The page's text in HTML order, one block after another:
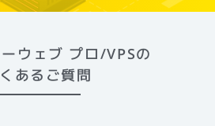
ウェブ プロ/VPSの
あるご質問